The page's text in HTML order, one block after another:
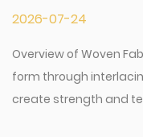
Basics Woven
looms in patterns